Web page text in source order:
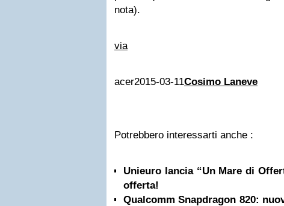
nota).
via
acer2015-03-11Cosimo Laneve
Potrebbero interessarti anche :
Unieuro lancia “Un Mare di
offerta!
Qualcomm Snapdragon 820: